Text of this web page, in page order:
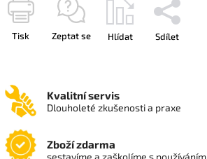
Tisk Zeptat se Hlídat Sdílet
Kvalitní servis
Dlouholeté zkušenosti a praxe
Zboží zdarma
sestavíme a zaškolíme s používáním